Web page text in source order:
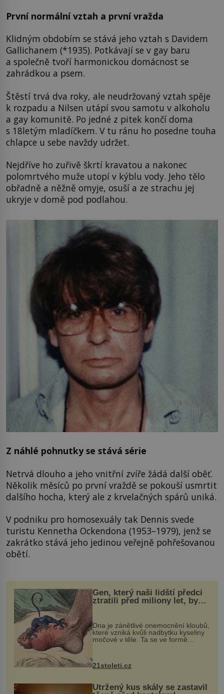
První normální vztah a první vražda
Klidným obdobím se stává jeho vztah s Davidem
Gallichanem (*1935). Potkávají se v gay baru
a společně tvoří harmonickou domácnost se
zahrádkou a psem.
Štěstí trvá dva roky, ale neudržovaný vztah spěje
k rozpadu a Nilsen utápí svou samotu v alkoholu
a gay komunitě. Po jedné z pitek končí doma
s 18letým mladíčkem. V tu ránu ho posedne touha
chlapce u sebe navždy udržet.
Nejdříve ho zuřivě škrtí kravatou a nakonec
polomrtvého muže utopí v kýblu vody. Jeho tělo
obřadně a něžně omyje, osuší a ze strachu jej
ukryje v domě pod podlahou.
Z náhlé pohnutky se stává série
Netrvá dlouho a jeho vnitřní zvíře žádá další oběť.
Několik měsíců po první vraždě se pokouší usmrtit
dalšího hocha, který ale z krvelačných spárů uniká.
V podniku pro homosexuály tak Dennis svede
turistu Kennetha Ockendona (1953–1979), jenž se
zakrátko stává jeho jedinou veřejně pohřešovanou
obětí.
Gen, který naši lidští předci
ztratili před miliony let, by
mohl pomoci s léčbou
„nemoci králů“
Dna je zánětlivé onemocnění kloubů,
které vzniká kvůli nadbytku kyseliny
močové v těle. Ta se ve formě
nohou, a způsobuje bole...
21stoleti.cz
Utržený kus skály se zastavil